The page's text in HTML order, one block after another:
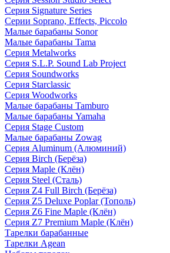
Серия Signature Series
Серии Soprano, Effects, Piccolo
Малые барабаны Sonor
Малые барабаны Tama
Серия Metalworks
Серия S.L.P. Sound Lab Project
Серия Soundworks
Серия Starclassic
Серия Woodworks
Малые барабаны Tamburo
Малые барабаны Yamaha
Серия Stage Custom
Малые барабаны Zowag
Серия Aluminum (Алюминий)
Серия Birch (Берёза)
Серия Maple (Клён)
Серия Steel (Сталь)
Серия Z4 Full Birch (Берёза)
Серия Z5 Deluxe Poplar (Тополь)
Серия Z6 Fine Maple (Клён)
Серия Z7 Premium Maple (Клён)
Тарелки барабанные
Тарелки Agean